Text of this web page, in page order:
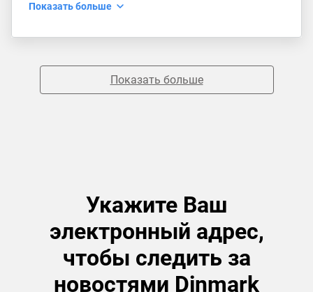
Показать больше
Показать больше
Укажите Ваш
электронный адрес,
чтобы следить за
новостями Dinmark